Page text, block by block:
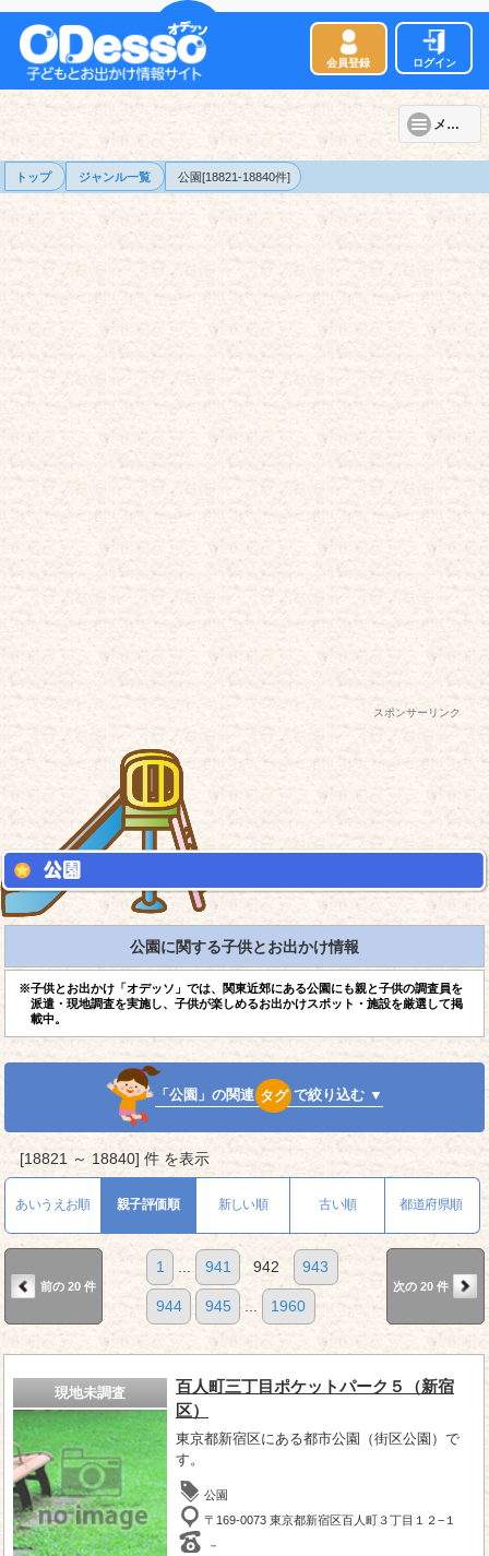
会員登録 ログイン
メニュー
トップ ジャンル一覧 公園[18821-18840件]
スポンサーリンク
公園に関する子供とお出かけ情報
※子供とお出かけ「オデッソ」では、関東近郊にある公園にも親と子供の調査員を
派遣・現地調査を実施し、子供が楽しめるお出かけスポット・施設を厳選して掲
載中。
「公園」の関連 タグ で絞り込む ▼
[18821 ～ 18840] 件 を表示
あいうえお順 親子評価順 新しい順 古い順 都道府県順
前の 20 件
1 ... 941 942 943
944 945 ... 1960
次の 20 件
現地未調査
百人町三丁目ポケットパーク５（新宿
区）
東京都新宿区にある都市公園（街区公園）で
す。
公園
〒169-0073 東京都新宿区百人町３丁目１２−１
－